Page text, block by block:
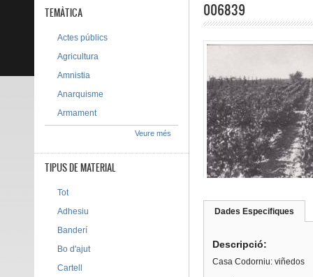
006839
Dades Especifiques
Descripció:
Casa Codorniu: viñedos
TEMÀTICA
Actes públics
Agricultura
Amnistia
Anarquisme
Armament
Veure més
TIPUS DE MATERIAL
Tot
Adhesiu
Banderí
Bo d'ajut
Cartell